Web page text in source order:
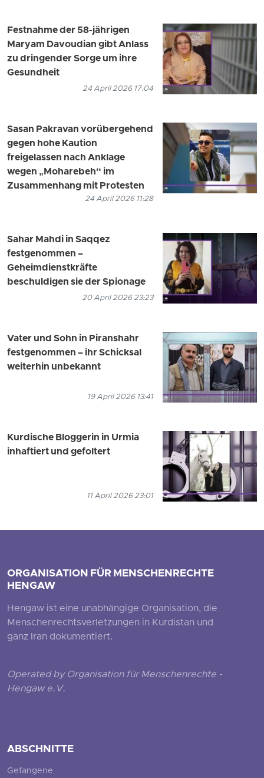
Festnahme der 58-jährigen
Maryam Davoudian gibt Anlass
zu dringender Sorge um ihre
Gesundheit
24 April 2026 17:04
Sasan Pakravan vorübergehend
gegen hohe Kaution
freigelassen nach Anklage
wegen „Moharebeh“ im
Zusammenhang mit Protesten
24 April 2026 11:28
Sahar Mahdi in Saqqez
festgenommen –
Geheimdienstkräfte
beschuldigen sie der Spionage
20 April 2026 23:23
Vater und Sohn in Piranshahr
festgenommen – ihr Schicksal
weiterhin unbekannt
19 April 2026 13:41
Kurdische Bloggerin in Urmia
inhaftiert und gefoltert
11 April 2026 23:01
ORGANISATION FÜR MENSCHENRECHTE
HENGAW
Hengaw ist eine unabhängige Organisation, die
Menschenrechtsverletzungen in Kurdistan und
ganz Iran dokumentiert.
Operated by Organisation für Menschenrechte -
Hengaw e.V.
ABSCHNITTE
Gefangene